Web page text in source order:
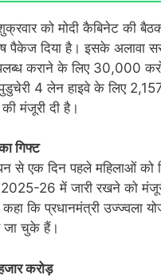
को मोदी कैबिनेट की
पैकेज दिया है। इसके अलावा
कराने के लिए 30,000
4 लेन हाइवे के लिए
मंजूरी दी है।
गिफ्ट
से एक दिन पहले महिलाओं को
2025-26 में जारी रखने को
कहा कि प्रधानमंत्री
जा चुके हैं।
करोड़